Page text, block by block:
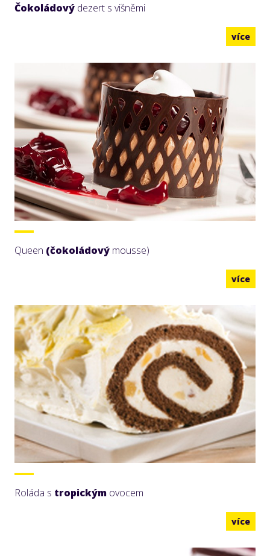
Čokoládový dezert s višněmi
více
Queen (čokoládový mousse)
více
Roláda s tropickým ovocem
více